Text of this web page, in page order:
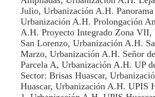
Julio, Urbanización A.H.
Urbanización A.H. Prolongación
A.H. Proyecto Integrado Zona VII,
San Lorenzo, Urbanización A.H.
Marzo, Urbanización A.H. Señor
Parcela A, Urbanización A.H. UP
Sector: Brisas Huascar,
Huascar, Urbanización A.H. UPIS